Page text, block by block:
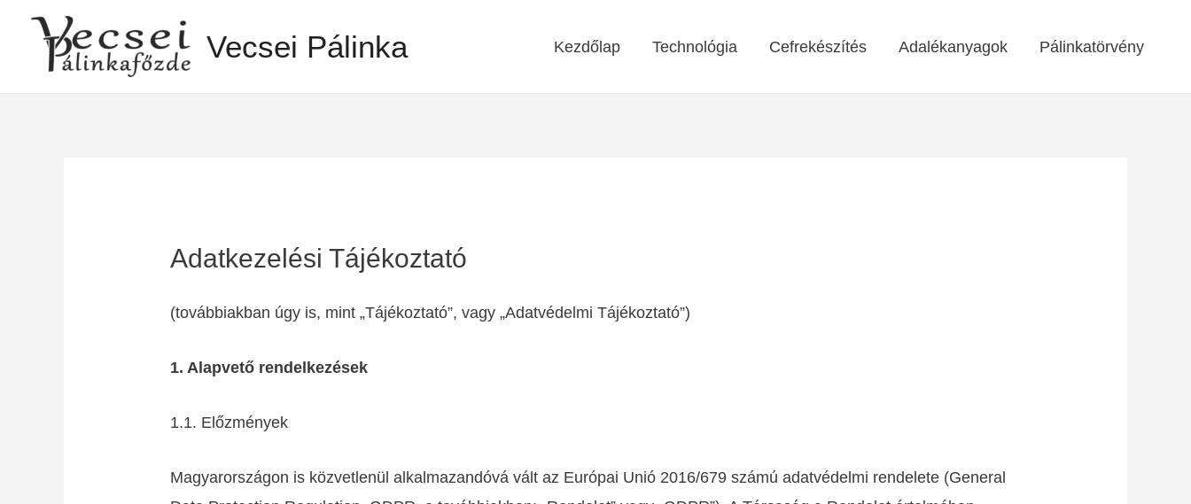
Vecsei Pálinka Kezdőlap Technológia Cefrekészítés Adalékanyagok Pálinkatörvény
Adatkezelési Tájékoztató
(továbbiakban úgy is, mint „Tájékoztató”, vagy „Adatvédelmi Tájékoztató”)
1. Alapvető rendelkezések
1.1. Előzmények
Magyarországon is közvetlenül alkalmazandóvá vált az Európai Unió 2016/679 számú adatvédelmi rendelete (General